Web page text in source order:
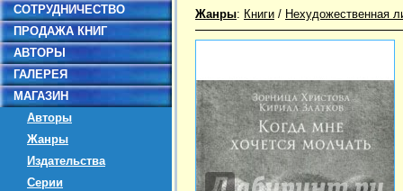
СОТРУДНИЧЕСТВО
ПРОДАЖА КНИГ
АВТОРЫ
ГАЛЕРЕЯ
МАГАЗИН
Авторы
Жанры
Издательства
Серии
Жанры: Книги / Нехудожественная